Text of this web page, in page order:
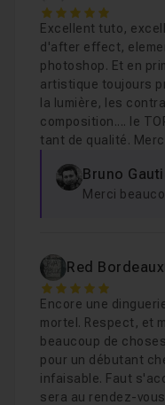
Leçon 9
Leçon 10
Leçon 11
Mise
Leçon 13 Mise
Leçon 14
5
Excellent tuto,
d'after effect,
photoshop. Et en
artistique toujours
la lumière, les
composition.... le
tant de qualité.
Bruno
Merci
Red Bordeaux
5
Encore une
mortel. Respect, et
beaucoup de
pour un débutant
infaisable. Faut
sera au rendez-